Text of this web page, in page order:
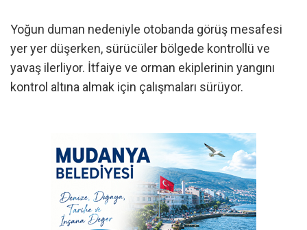
Yoğun duman nedeniyle otobanda görüş mesafesi
yer yer düşerken, sürücüler bölgede kontrollü ve
yavaş ilerliyor. İtfaiye ve orman ekiplerinin yangını
kontrol altına almak için çalışmaları sürüyor.